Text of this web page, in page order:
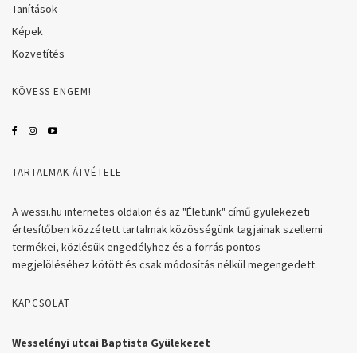
Tanítások
Képek
Közvetítés
KÖVESS ENGEM!
TARTALMAK ÁTVÉTELE
A wessi.hu internetes oldalon és az "Életünk" című gyülekezeti
értesítőben közzétett tartalmak közösségünk tagjainak szellemi
termékei, közlésük engedélyhez és a forrás pontos
megjelöléséhez kötött és csak módosítás nélkül megengedett.
KAPCSOLAT
Wesselényi utcai Baptista Gyülekezet